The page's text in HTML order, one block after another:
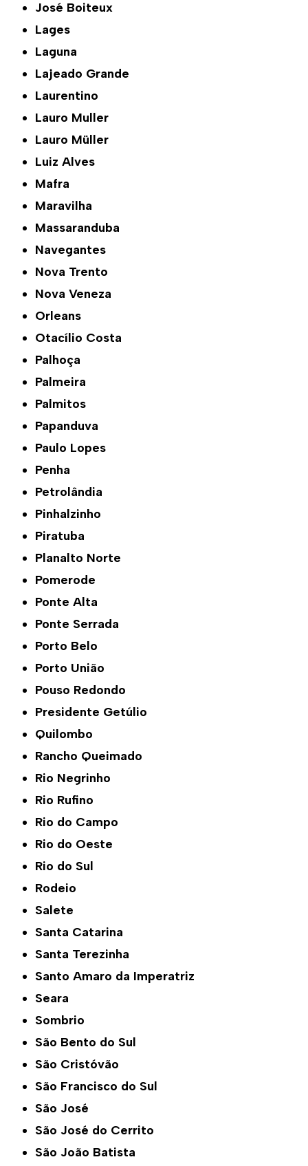
José Boiteux
Lages
Laguna
Lajeado Grande
Laurentino
Lauro Muller
Lauro Müller
Luiz Alves
Mafra
Maravilha
Massaranduba
Navegantes
Nova Trento
Nova Veneza
Orleans
Otacílio Costa
Palhoça
Palmeira
Palmitos
Papanduva
Paulo Lopes
Penha
Petrolândia
Pinhalzinho
Piratuba
Planalto Norte
Pomerode
Ponte Alta
Ponte Serrada
Porto Belo
Porto União
Pouso Redondo
Presidente Getúlio
Quilombo
Rancho Queimado
Rio Negrinho
Rio Rufino
Rio do Campo
Rio do Oeste
Rio do Sul
Rodeio
Salete
Santa Catarina
Santa Terezinha
Santo Amaro da Imperatriz
Seara
Sombrio
São Bento do Sul
São Cristóvão
São Francisco do Sul
São José
São José do Cerrito
São João Batista